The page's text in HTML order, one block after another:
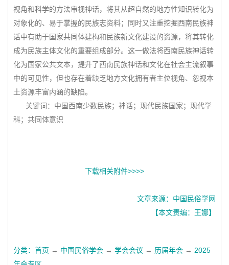
视角和科学的方法审视神话，将其从超自然的地方性知识转化为
对象化的、易于掌握的民族志资料；同时又注重挖掘西南民族神
话中有助于国家共同体建构和民族新文化建设的资源，将其转化
成为民族主体文化的重要组成部分。这一做法将西南民族神话转
化为国家公共文本，提升了西南民族神话和文化在社会主流叙事
中的可见性，但也存在着缺乏地方文化拥有者主位视角、忽视本
土资源丰富内涵的缺陷。
关键词：中国西南少数民族；神话；现代民族国家；现代学
科；共同体意识
下载相关附件>>>>
文章来源：中国民俗学网
【本文责编：王娜】
分类： 首页 → 中国民俗学会 → 学会会议 → 历届年会 → 2025